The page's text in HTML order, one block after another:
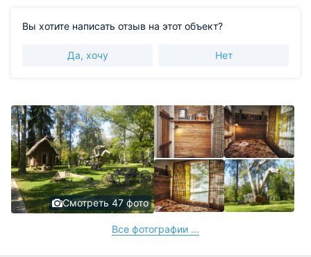
Вы хотите написать отзыв на этот объект?
Да, хочу Нет
Смотреть 47 фото
Все фотографии ...